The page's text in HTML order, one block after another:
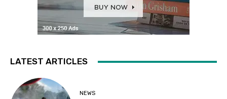
LATEST ARTICLES
NEWS